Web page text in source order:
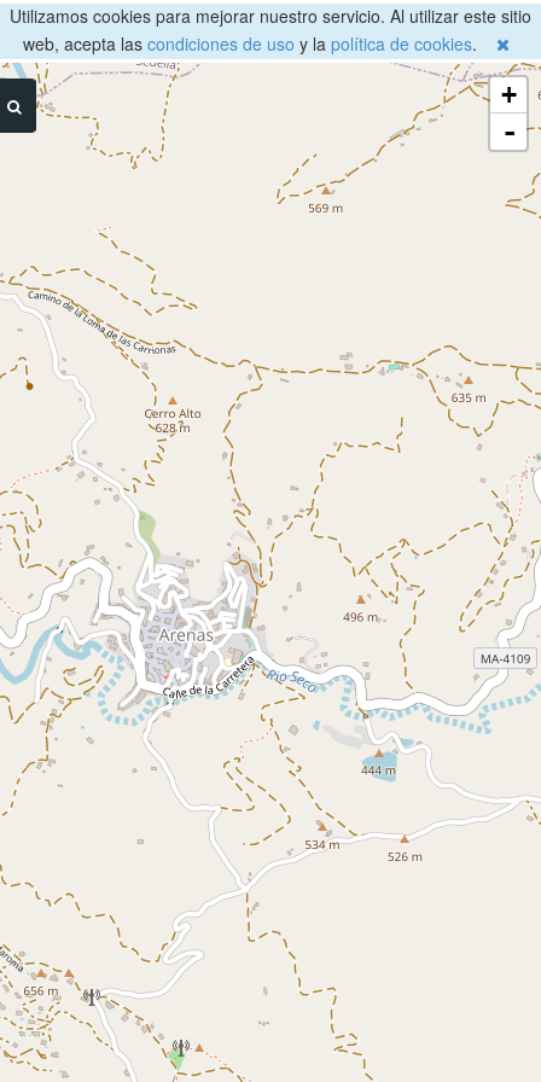
Utilizamos cookies para mejorar nuestro servicio. Al utilizar este sitio
web, acepta las condiciones de uso y la política de cookies.
+
-